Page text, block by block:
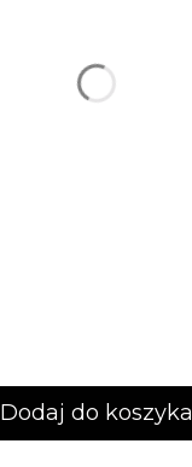
Dodaj do koszyka